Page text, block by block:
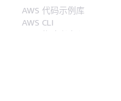
AWS 代码示例库
AWS CLI
AWS 构建者中心